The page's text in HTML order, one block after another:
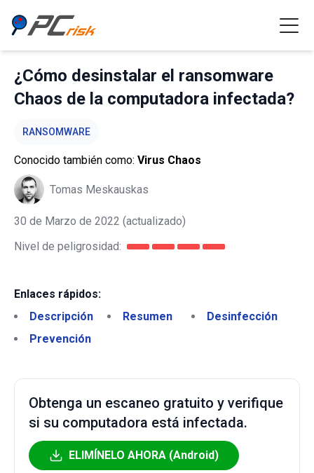
¿Cómo desinstalar el ransomware
Chaos de la computadora infectada?
RANSOMWARE
Conocido también como: Virus Chaos
Tomas Meskauskas
30 de Marzo de 2022 (actualizado)
Nivel de peligrosidad:
Enlaces rápidos:
Descripción
Resumen
Desinfección
Prevención
Obtenga un escaneo gratuito y verifique
si su computadora está infectada.
ELIMÍNELO AHORA (Android)